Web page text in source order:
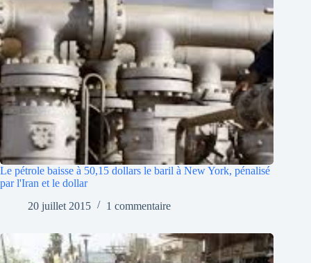
Le pétrole baisse à 50,15 dollars le baril à New York, pénalisé
par l'Iran et le dollar
20 juillet 2015
1 commentaire